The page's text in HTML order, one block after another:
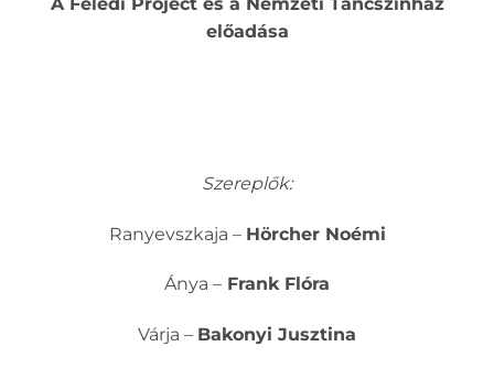
A Feledi Project és a Nemzeti Táncszínház
előadása
Szereplők:
Ranyevszkaja – Hörcher Noémi
Ánya – Frank Flóra
Várja – Bakonyi Jusztina